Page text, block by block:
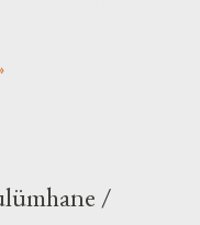
kitaplar yoluyla kalıcı
yerleri uzun süreler
nedeni bu. Kitapta yeri
/